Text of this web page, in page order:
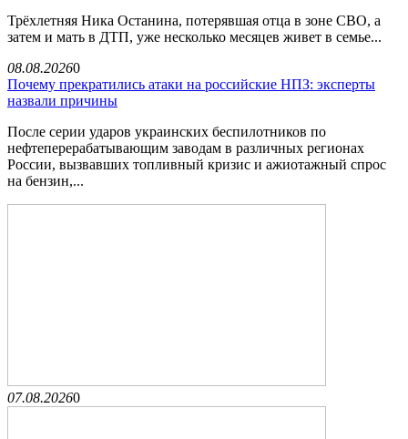
Трёхлетняя Ника Останина, потерявшая отца в зоне СВО, а
затем и мать в ДТП, уже несколько месяцев живет в семье...
08.08.20260
Почему прекратились атаки на российские НПЗ: эксперты
назвали причины
После серии ударов украинских беспилотников по
нефтеперерабатывающим заводам в различных регионах
России, вызвавших топливный кризис и ажиотажный спрос
на бензин,...
07.08.20260